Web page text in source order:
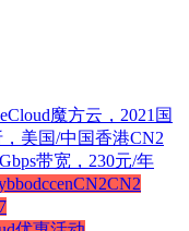
魔方云，2021国
美国/中国香港CN2
带宽，230元/年
bbodccenCN2CN2